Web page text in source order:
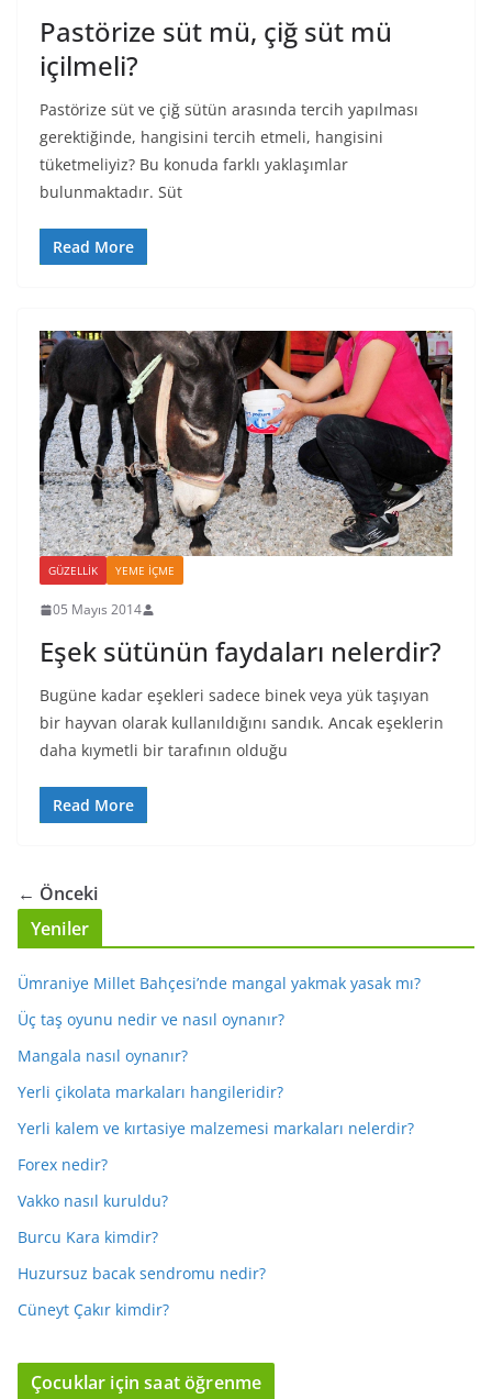
Pastörize süt mü, çiğ süt mü
içilmeli?
Pastörize süt ve çiğ sütün arasında tercih yapılması
gerektiğinde, hangisini tercih etmeli, hangisini
tüketmeliyiz? Bu konuda farklı yaklaşımlar
bulunmaktadır. Süt
Read More
GÜZELLIK YEME İÇME
05 Mayıs 2014
Eşek sütünün faydaları nelerdir?
Bugüne kadar eşekleri sadece binek veya yük taşıyan
bir hayvan olarak kullanıldığını sandık. Ancak eşeklerin
daha kıymetli bir tarafının olduğu
Read More
← Önceki
Yeniler
Ümraniye Millet Bahçesi’nde mangal yakmak yasak mı?
Üç taş oyunu nedir ve nasıl oynanır?
Mangala nasıl oynanır?
Yerli çikolata markaları hangileridir?
Yerli kalem ve kırtasiye malzemesi markaları nelerdir?
Forex nedir?
Vakko nasıl kuruldu?
Burcu Kara kimdir?
Huzursuz bacak sendromu nedir?
Cüneyt Çakır kimdir?
Çocuklar için saat öğrenme